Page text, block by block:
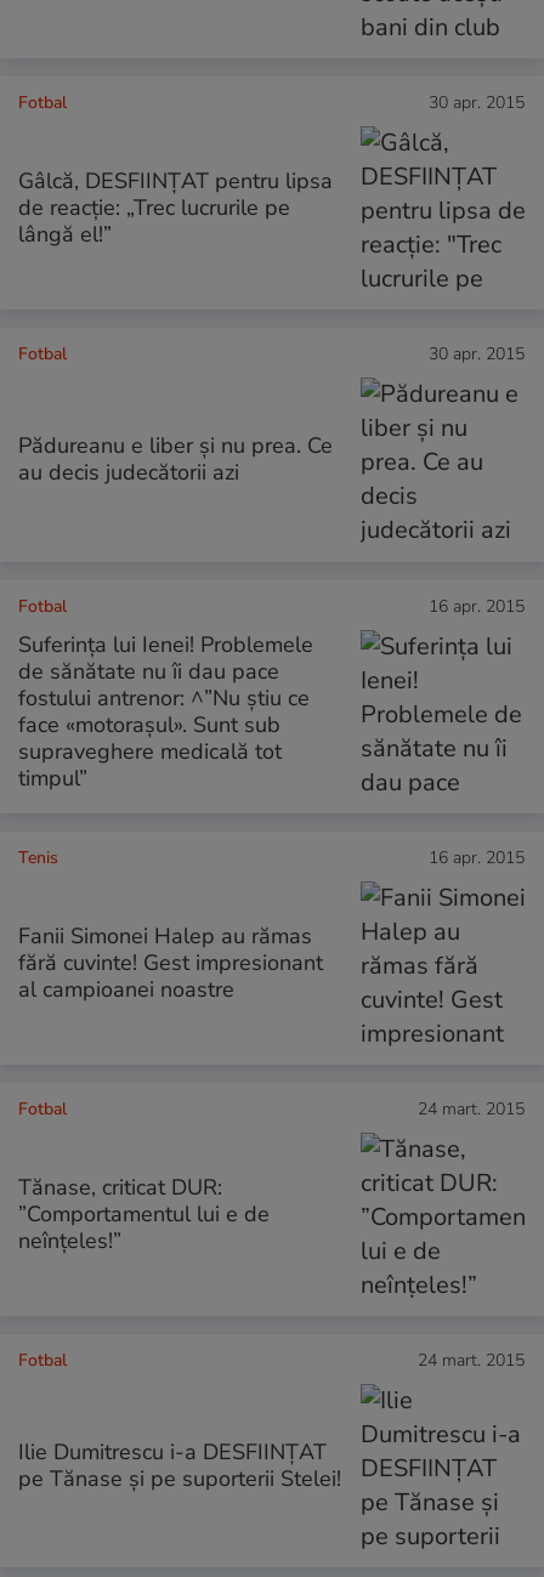
Fotbal 30 apr. 2015
Gâlcă, DESFIINŢAT pentru lipsa
de reacţie: „Trec lucrurile pe
lângă el!”
Fotbal 30 apr. 2015
Pădureanu e liber şi nu prea. Ce
au decis judecătorii azi
Fotbal 16 apr. 2015
Suferința lui Ienei! Problemele
de sănătate nu îi dau pace
fostului antrenor: ^”Nu ştiu ce
face «motorașul». Sunt sub
supraveghere medicală tot
timpul”
Tenis 16 apr. 2015
Fanii Simonei Halep au rămas
fără cuvinte! Gest impresionant
al campioanei noastre
Fotbal 24 mart. 2015
Tănase, criticat DUR:
”Comportamentul lui e de
neînțeles!”
Fotbal 24 mart. 2015
Ilie Dumitrescu i-a DESFIINȚAT
pe Tănase și pe suporterii Stelei!